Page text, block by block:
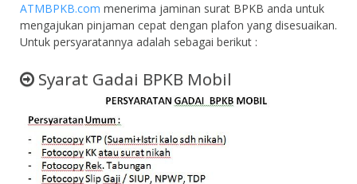
ATMBPKB.com menerima jaminan surat BPKB anda untuk
mengajukan pinjaman cepat dengan plafon yang disesuaikan.
Untuk persyaratannya adalah sebagai berikut :
Syarat Gadai BPKB Mobil